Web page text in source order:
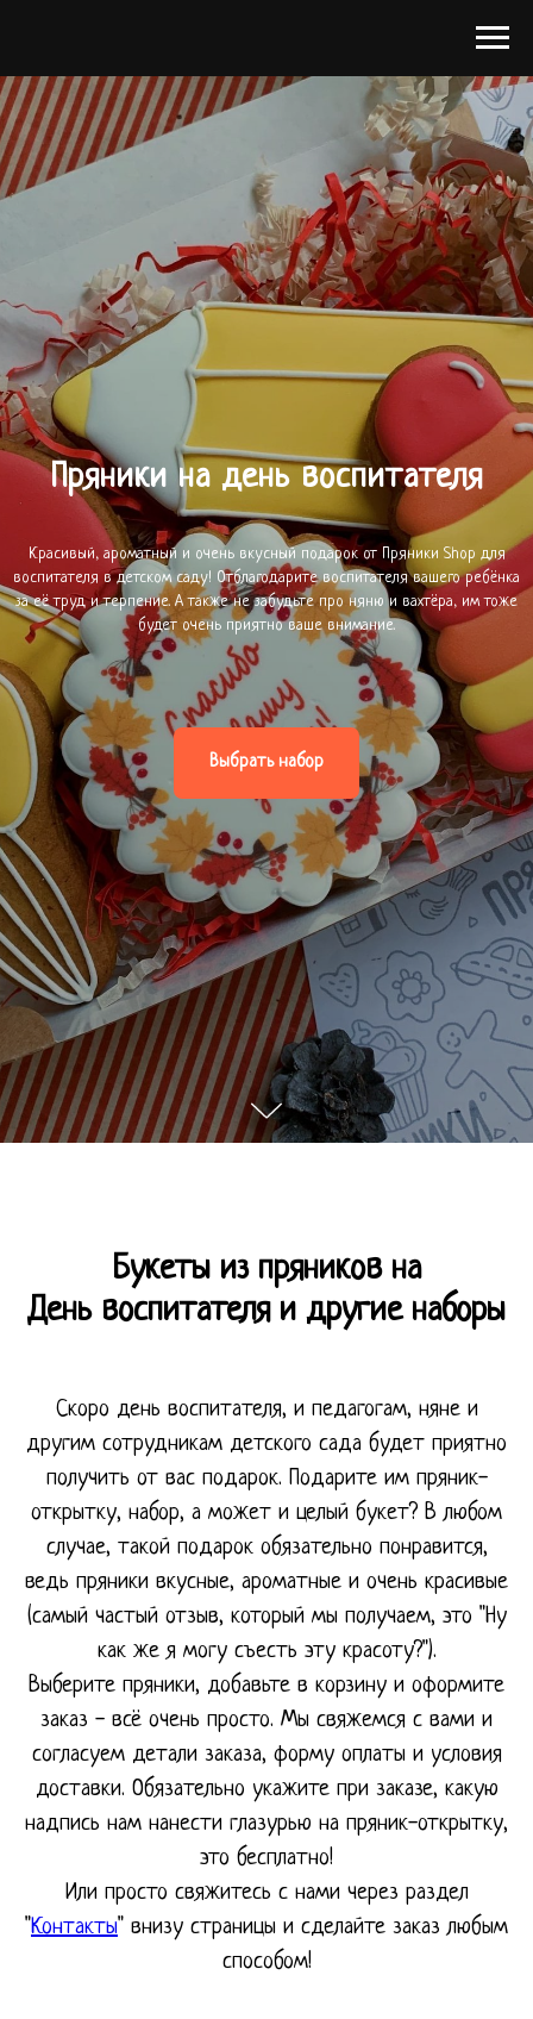
Пряники на день воспитателя
Красивый, ароматный и очень вкусный подарок от Пряники Shop для
воспитателя в детском саду! Отблагодарите воспитателя вашего ребёнка
за её труд и терпение. А также не забудьте про няню и вахтёра, им тоже
будет очень приятно ваше внимание.
Выбрать набор
Букеты из пряников на
День воспитателя и другие наборы
Скоро день воспитателя, и педагогам, няне и
другим сотрудникам детского сада будет приятно
получить от вас подарок. Подарите им пряник-
открытку, набор, а может и целый букет? В любом
случае, такой подарок обязательно понравится,
ведь пряники вкусные, ароматные и очень красивые
(самый частый отзыв, который мы получаем, это "Ну
как же я могу съесть эту красоту?").
Выберите пряники, добавьте в корзину и оформите
заказ - всё очень просто. Мы свяжемся с вами и
согласуем детали заказа, форму оплаты и условия
доставки. Обязательно укажите при заказе, какую
надпись нам нанести глазурью на пряник-открытку,
это бесплатно!
Или просто свяжитесь с нами через раздел
"Контакты" внизу страницы и сделайте заказ любым
способом!